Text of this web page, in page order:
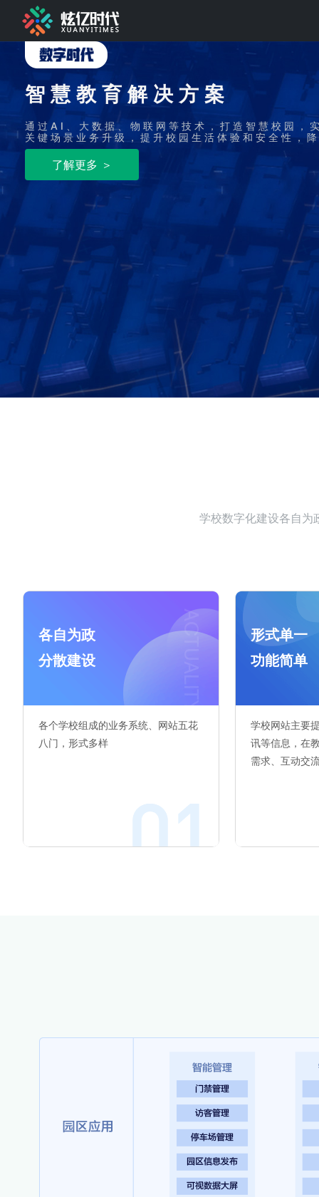
智慧教育解决方案
通过AI、大数据、物联网等技术，打造智慧校园，
关键场景业务升级，提升校园生活体验和安全性，
了解更多 ＞
学校数字化建设各自为
各自为政
分散建设
各个学校组成的业务系统、网站五花
八门，形式多样
形式单一
功能简单
学校网站主要
讯等信息，在
需求、互动交